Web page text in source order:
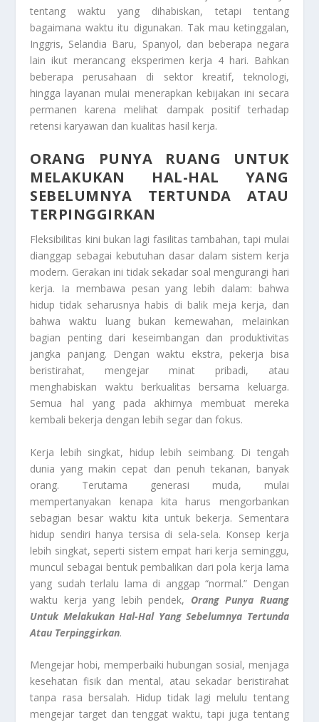
tentang waktu yang dihabiskan, tetapi tentang
bagaimana waktu itu digunakan. Tak mau ketinggalan,
Inggris, Selandia Baru, Spanyol, dan beberapa negara
lain ikut merancang eksperimen kerja 4 hari. Bahkan
beberapa perusahaan di sektor kreatif, teknologi,
hingga layanan mulai menerapkan kebijakan ini secara
permanen karena melihat dampak positif terhadap
retensi karyawan dan kualitas hasil kerja.
ORANG PUNYA RUANG UNTUK
MELAKUKAN HAL-HAL YANG
SEBELUMNYA TERTUNDA ATAU
TERPINGGIRKAN
Fleksibilitas kini bukan lagi fasilitas tambahan, tapi mulai
dianggap sebagai kebutuhan dasar dalam sistem kerja
modern. Gerakan ini tidak sekadar soal mengurangi hari
kerja. Ia membawa pesan yang lebih dalam: bahwa
hidup tidak seharusnya habis di balik meja kerja, dan
bahwa waktu luang bukan kemewahan, melainkan
bagian penting dari keseimbangan dan produktivitas
jangka panjang. Dengan waktu ekstra, pekerja bisa
beristirahat, mengejar minat pribadi, atau
menghabiskan waktu berkualitas bersama keluarga.
Semua hal yang pada akhirnya membuat mereka
kembali bekerja dengan lebih segar dan fokus.
Kerja lebih singkat, hidup lebih seimbang. Di tengah
dunia yang makin cepat dan penuh tekanan, banyak
orang. Terutama generasi muda, mulai
mempertanyakan kenapa kita harus mengorbankan
sebagian besar waktu kita untuk bekerja. Sementara
hidup sendiri hanya tersisa di sela-sela. Konsep kerja
lebih singkat, seperti sistem empat hari kerja seminggu,
muncul sebagai bentuk pembalikan dari pola kerja lama
yang sudah terlalu lama di anggap “normal.” Dengan
waktu kerja yang lebih pendek, Orang Punya Ruang
Untuk Melakukan Hal-Hal Yang Sebelumnya Tertunda
Atau Terpinggirkan.
Mengejar hobi, memperbaiki hubungan sosial, menjaga
kesehatan fisik dan mental, atau sekadar beristirahat
tanpa rasa bersalah. Hidup tidak lagi melulu tentang
mengejar target dan tenggat waktu, tapi juga tentang